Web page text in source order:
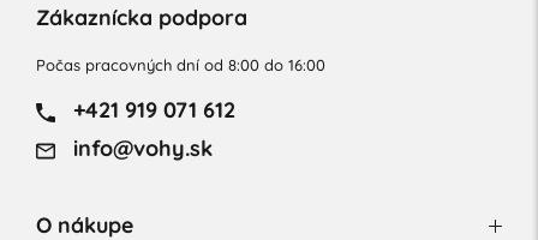
Zákaznícka podpora
Počas pracovných dní od 8:00 do 16:00
+421 919 071 612
info@vohy.sk
O nákupe